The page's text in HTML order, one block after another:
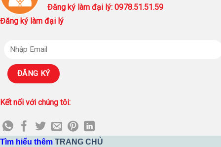
Đăng ký làm đại lý: 0978.51.51.59
Đăng ký làm đại lý
Kết nối với chúng tôi:
Tìm hiểu thêm TRANG CHỦ